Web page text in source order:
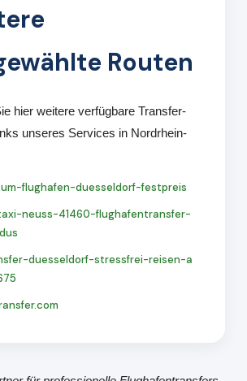
Routen
hier weitere verfügbare Transfer-
unseres Services in Nordrhein-
flughafen-duesseldorf-festpreis
neuss-41460-flughafentransfer-
duesseldorf-stressfrei-reisen-a